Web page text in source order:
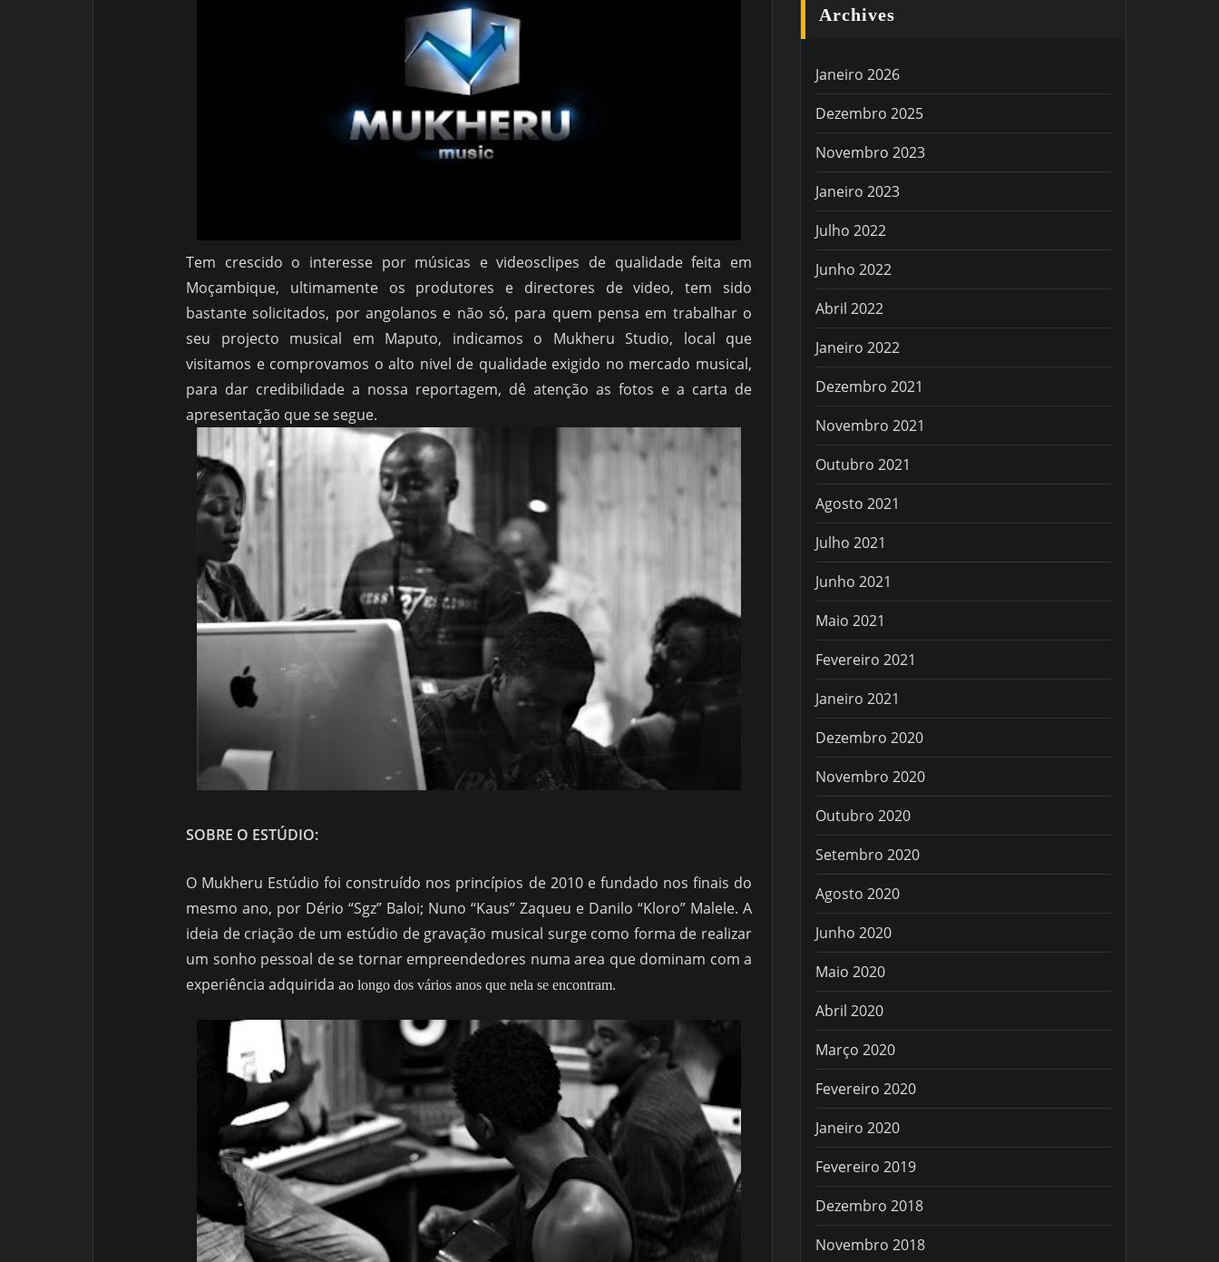
Tem crescido o interesse por músicas e videosclipes de qualidade feita em
Moçambique, ultimamente os produtores e directores de video, tem sido
bastante solicitados, por angolanos e não só, para quem pensa em trabalhar o
seu projecto musical em Maputo, indicamos o Mukheru Studio, local que
visitamos e comprovamos o alto nivel de qualidade exigido no mercado musical,
para dar credibilidade a nossa reportagem, dê atenção as fotos e a carta de
apresentação que se segue.
SOBRE O ESTÚDIO:
O Mukheru Estúdio foi construído nos princípios de 2010 e fundado nos finais do
mesmo ano, por Dério “Sgz” Baloi; Nuno “Kaus” Zaqueu e Danilo “Kloro” Malele. A
ideia de criação de um estúdio de gravação musical surge como forma de realizar
um sonho pessoal de se tornar empreendedores numa area que dominam com a
experiência adquirida ao longo dos vários anos que nela se encontram.
Archives
Janeiro 2026
Dezembro 2025
Novembro 2023
Janeiro 2023
Julho 2022
Junho 2022
Abril 2022
Janeiro 2022
Dezembro 2021
Novembro 2021
Outubro 2021
Agosto 2021
Julho 2021
Junho 2021
Maio 2021
Fevereiro 2021
Janeiro 2021
Dezembro 2020
Novembro 2020
Outubro 2020
Setembro 2020
Agosto 2020
Junho 2020
Maio 2020
Abril 2020
Março 2020
Fevereiro 2020
Janeiro 2020
Fevereiro 2019
Dezembro 2018
Novembro 2018